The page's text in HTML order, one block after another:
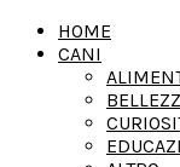
HOME
CANI